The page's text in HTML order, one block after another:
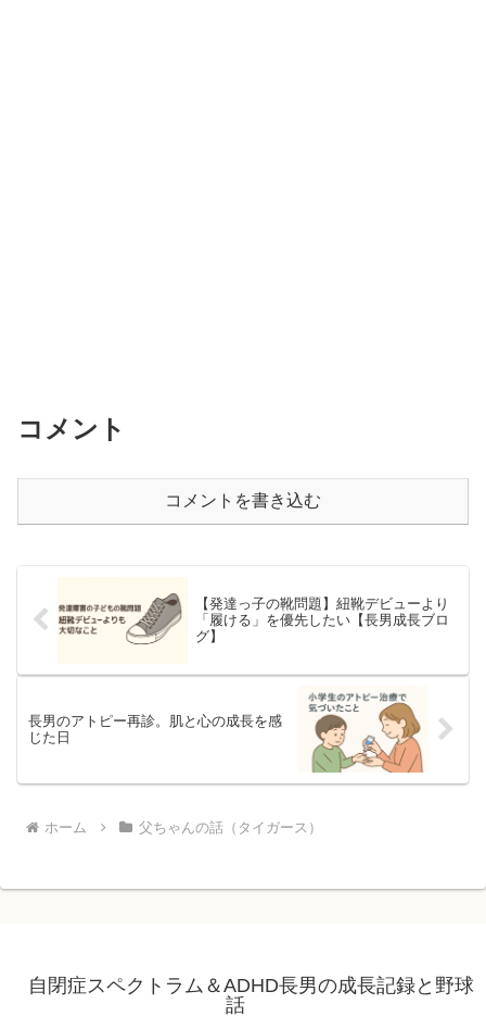
コメント
コメントを書き込む
【発達っ子の靴問題】紐靴デビューより
「履ける」を優先したい【長男成長ブロ
グ】
長男のアトピー再診。肌と心の成長を感
じた日
ホーム 父ちゃんの話（タイガース）
自閉症スペクトラム＆ADHD長男の成長記録と野球
話